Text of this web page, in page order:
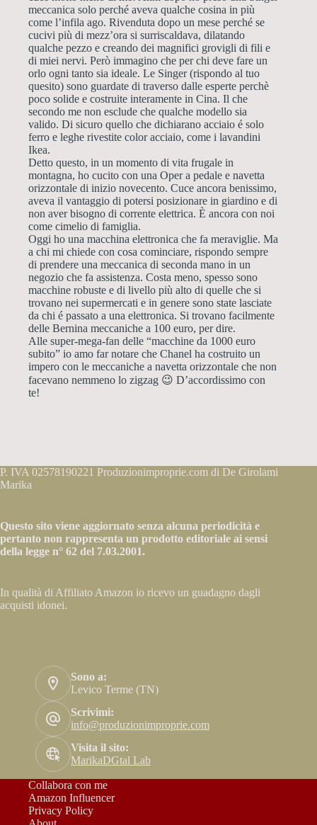
meccanica solo perché aveva qualche cosina in più
come l’infila ago. Rivenduta dopo un mese perché se
cucivi più di mezz’ora si surriscaldava, dilatando
qualche pezzo e creando dei magnifici grovigli di fili e
di miei nervi. Però immagino che per chi deve fare un
orlo ogni tanto sia ideale. Le Singer (rispondo al tuo
quesito) sono guardate di traverso dalle esperte perchè
poco solide e costruite interamente in Cina. Il che
secondo me non esclude che qualche modello sia
valido. Di sicuro quello che dichiarano acciaio é solo
ferro e leghe rivestite color acciaio, come i lavandini
Ikea.
Detto questo, in un momento di vita frugale in
montagna, ho cucito con una Oper a pedale e navetta
orizzontale di inizio novecento. Cuce ancora benissimo,
aveva il vantaggio di potersi posizionare in giardino e di
non aver bisogno di corrente elettrica. È ancora con noi
come cimelio di famiglia.
Oggi ho una macchina elettronica che fa meraviglie. Ma
a chi mi chiede con cosa cominciare, rispondo sempre
di prendere una meccanica di seconda mano in un
negozio che fa assistenza. Costa meno, spesso sono
macchine robuste e di livello più alto di quelle che si
trovano nei supermercati e in genere sono state lasciate
da chi é passato a una elettronica. Si trovano facilmente
delle Bernina meccaniche a 100 euro, per dire.
Alle super-mega-fan delle “macchine da 1000 euro
subito” io amo far notare che Chanel ha costruito un
impero con le meccaniche a navetta orizzontale che non
facevano nemmeno lo zigzag 😉 D’accordissimo con
te!
P. IVA 02578190221 Produzionimproprie.com di De Girolami
Marika
Questo sito viene aggiornato senza alcuna periodicità e
pertanto non rappresenta un prodotto editoriale ai sensi
della legge n° 62 del 7.03.2001.
In qualità di Affiliato Amazon io ricevo un guadagno dagli
acquisti idonei.
Sono a:
Levico Terme (TN)
Scrivimi:
info@produzionimproprie.com
Visita il sito:
MarikaDGtal Lab
Collabora con me
Amazon Influencer
Privacy Policy